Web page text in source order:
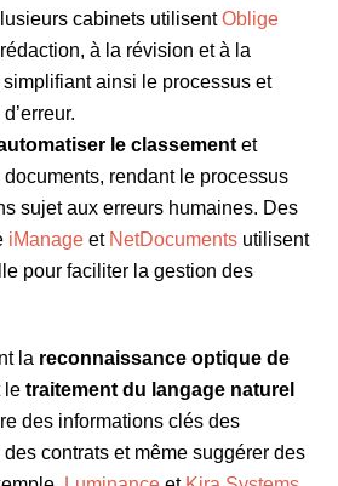
cabinets utilisentOblige
à la révision et à la
ainsi le processus et
le classement et
documents, rendant le processus
sujet aux erreurs humaines. Des
iManage et NetDocuments utilisent
pour faciliter la gestion des
la reconnaissance optique de
letraitement du langage naturel
des informations clés des
contrats et même suggérer des